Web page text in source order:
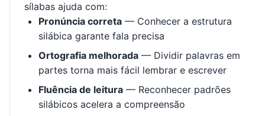
sílabas ajuda com:
Pronúncia correta — Conhecer a estrutura
silábica garante fala precisa
Ortografia melhorada — Dividir palavras em
partes torna mais fácil lembrar e escrever
Fluência de leitura — Reconhecer padrões
silábicos acelera a compreensão